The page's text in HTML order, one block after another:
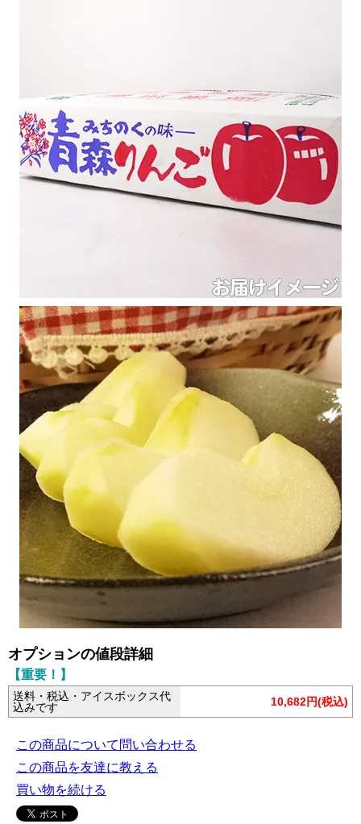
オプションの値段詳細
【重要！】
送料・税込・アイスボックス代
込みです
10,682円(税込)
この商品について問い合わせる
この商品を友達に教える
買い物を続ける